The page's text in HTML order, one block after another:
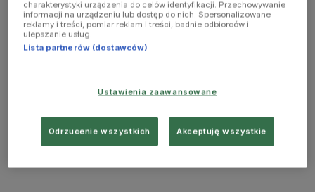
charakterystyki urządzenia do celów identyfikacji. Przechowywanie
informacji na urządzeniu lub dostęp do nich. Spersonalizowane
reklamy i treści, pomiar reklam i treści, badnie odbiorców i
ulepszanie usług.
Lista partnerów (dostawców)
Ustawienia zaawansowane
Odrzucenie wszystkich Akceptuję wszystkie